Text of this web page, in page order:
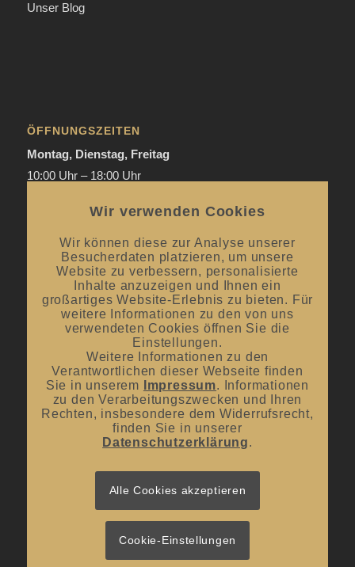
Unser Blog
ÖFFNUNGSZEITEN
Montag, Dienstag, Freitag
10:00 Uhr – 18:00 Uhr
Mai bis September:12:00 Uhr – 20:00 Uhr / ab 18.00 Uhr
offene Verkostungen
Oktober bis April:12.00 Uhr – 18.00 Uhr
Mittwoch und Samstag
von 10:00 Uhr – 14:00 Uhr
UNSER BLOG
#donnerstagsprickelts – Lust auf eine Geschmacksexplosion?
#donnerstagsprickelts – Start ins Frühjahr
20. April 2026 - 14:36
Wir verwenden Cookies
Wir können diese zur Analyse unserer
Besucherdaten platzieren, um unsere
Website zu verbessern, personalisierte
Inhalte anzuzeigen und Ihnen ein
großartiges Website-Erlebnis zu bieten. Für
weitere Informationen zu den von uns
verwendeten Cookies öffnen Sie die
Einstellungen.
Weitere Informationen zu den
Verantwortlichen dieser Webseite finden
Sie in unserem
Impressum. Informationen
zu den Verarbeitungszwecken und Ihren
Rechten, insbesondere dem Widerrufsrecht,
finden Sie in unserer
Datenschutzerklärung.
Alle Cookies akzeptieren
Cookie-Einstellungen